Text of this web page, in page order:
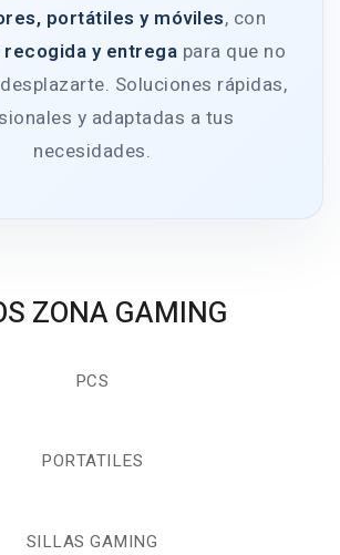
portátiles y móviles, con
y entrega para que no
Soluciones rápidas,
y adaptadas a tus
necesidades.
ZONA GAMING
PCS
PORTATILES
SILLAS GAMING